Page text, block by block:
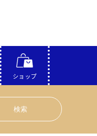
ショップ